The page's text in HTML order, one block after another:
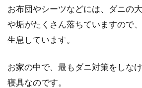
お布団、お風呂、床
また、掃...
和室を快適空間
お布団やシーツなどには、ダニの
や垢がたくさん落ちていますので
生息しています。
お家の中で、最もダニ対策をしな
寝具なのです。